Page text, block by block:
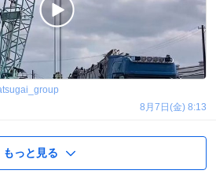
8月7日(金) 8:13
もっと見る